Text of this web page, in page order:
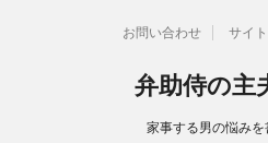
お問い合わせ サイ
弁助侍の主
家事する男の悩みを